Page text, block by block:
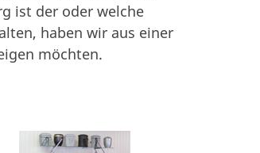
ist der oder welche
haben wir aus einer
möchten.